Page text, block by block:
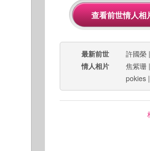
最新前世
情人相片
許國榮
焦紫珊
pokies